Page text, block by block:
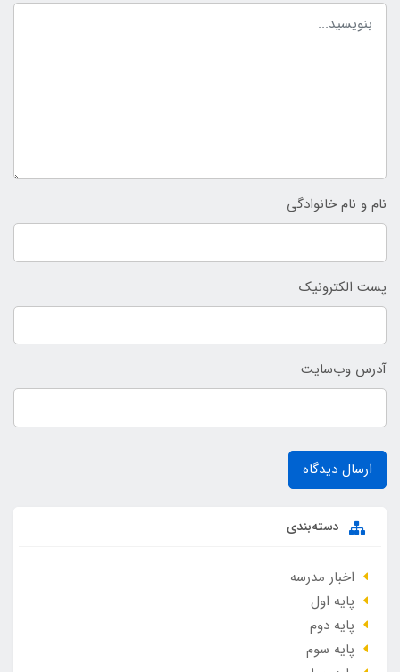
نام و نام خانوادگی
پست الکترونیک
آدرس وب‌سایت
ارسال دیدگاه
دسته‌بندی
اخبار مدرسه
پایه اول
پایه دوم
پایه سوم